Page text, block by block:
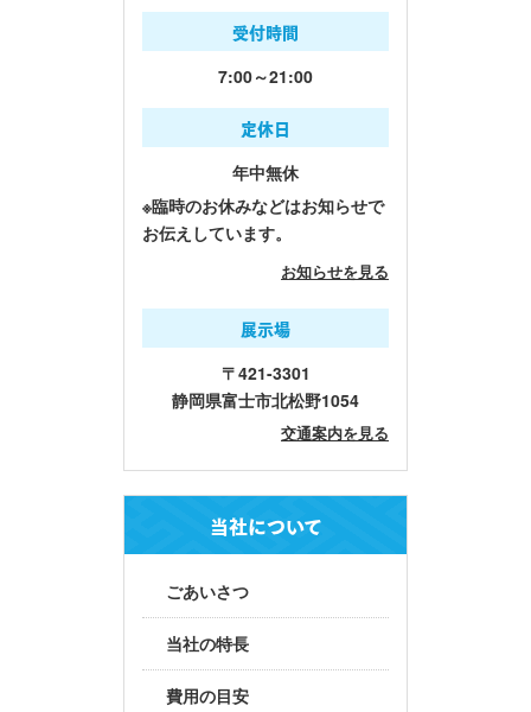
受付時間
7:00～21:00
定休日
年中無休
※臨時のお休みなどはお知らせで
お伝えしています。
お知らせを見る
展示場
〒421-3301
静岡県富士市北松野1054
交通案内を見る
当社について
ごあいさつ
当社の特長
費用の目安